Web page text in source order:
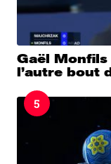
Gaël
l’autre bout
5